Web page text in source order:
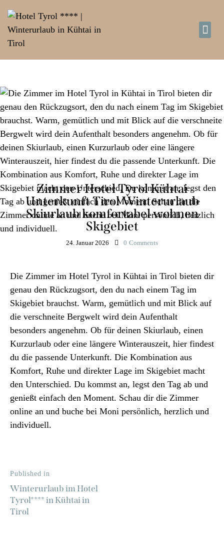
Zimmer Hotel Tyrol Kühtai
Unterkunft Tirol Winterurlaub
Skiurlaub komfortabel wohnen
Skigebiet
24. Januar 2026 0 Comments
Die Zimmer im Hotel Tyrol in Kühtai in Tirol bieten dir
genau den Rückzugsort, den du nach einem Tag im
Skigebiet brauchst. Warm, gemütlich und mit Blick auf
die verschneite Bergwelt wird dein Aufenthalt
besonders angenehm. Ob für deinen Skiurlaub, einen
Kurzurlaub oder eine längere Winterauszeit, hier findest
du die passende Unterkunft. Die Kombination aus
Komfort, Ruhe und direkter Lage im Skigebiet macht
den Unterschied. Du kommst an, legst den Tag ab und
genießt einfach den Moment. Schau dir die Zimmer
online an und buche bei Moni persönlich, herzlich und
individuell.
Published in
Winterurlaub im Hotel
Tyrol**** in Kühtai in
Tirol